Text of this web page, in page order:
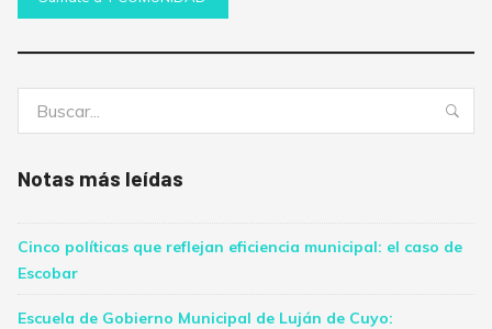
Notas más leídas
Cinco políticas que reflejan eficiencia municipal: el caso de
Escobar
Escuela de Gobierno Municipal de Luján de Cuyo: